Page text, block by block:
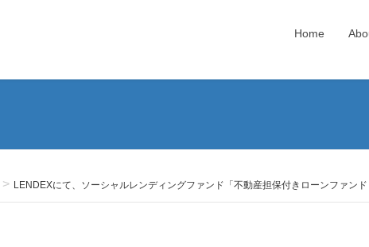
Home
LENDEXにて、ソーシャルレンディングファンド「不動産担保付きローンファン